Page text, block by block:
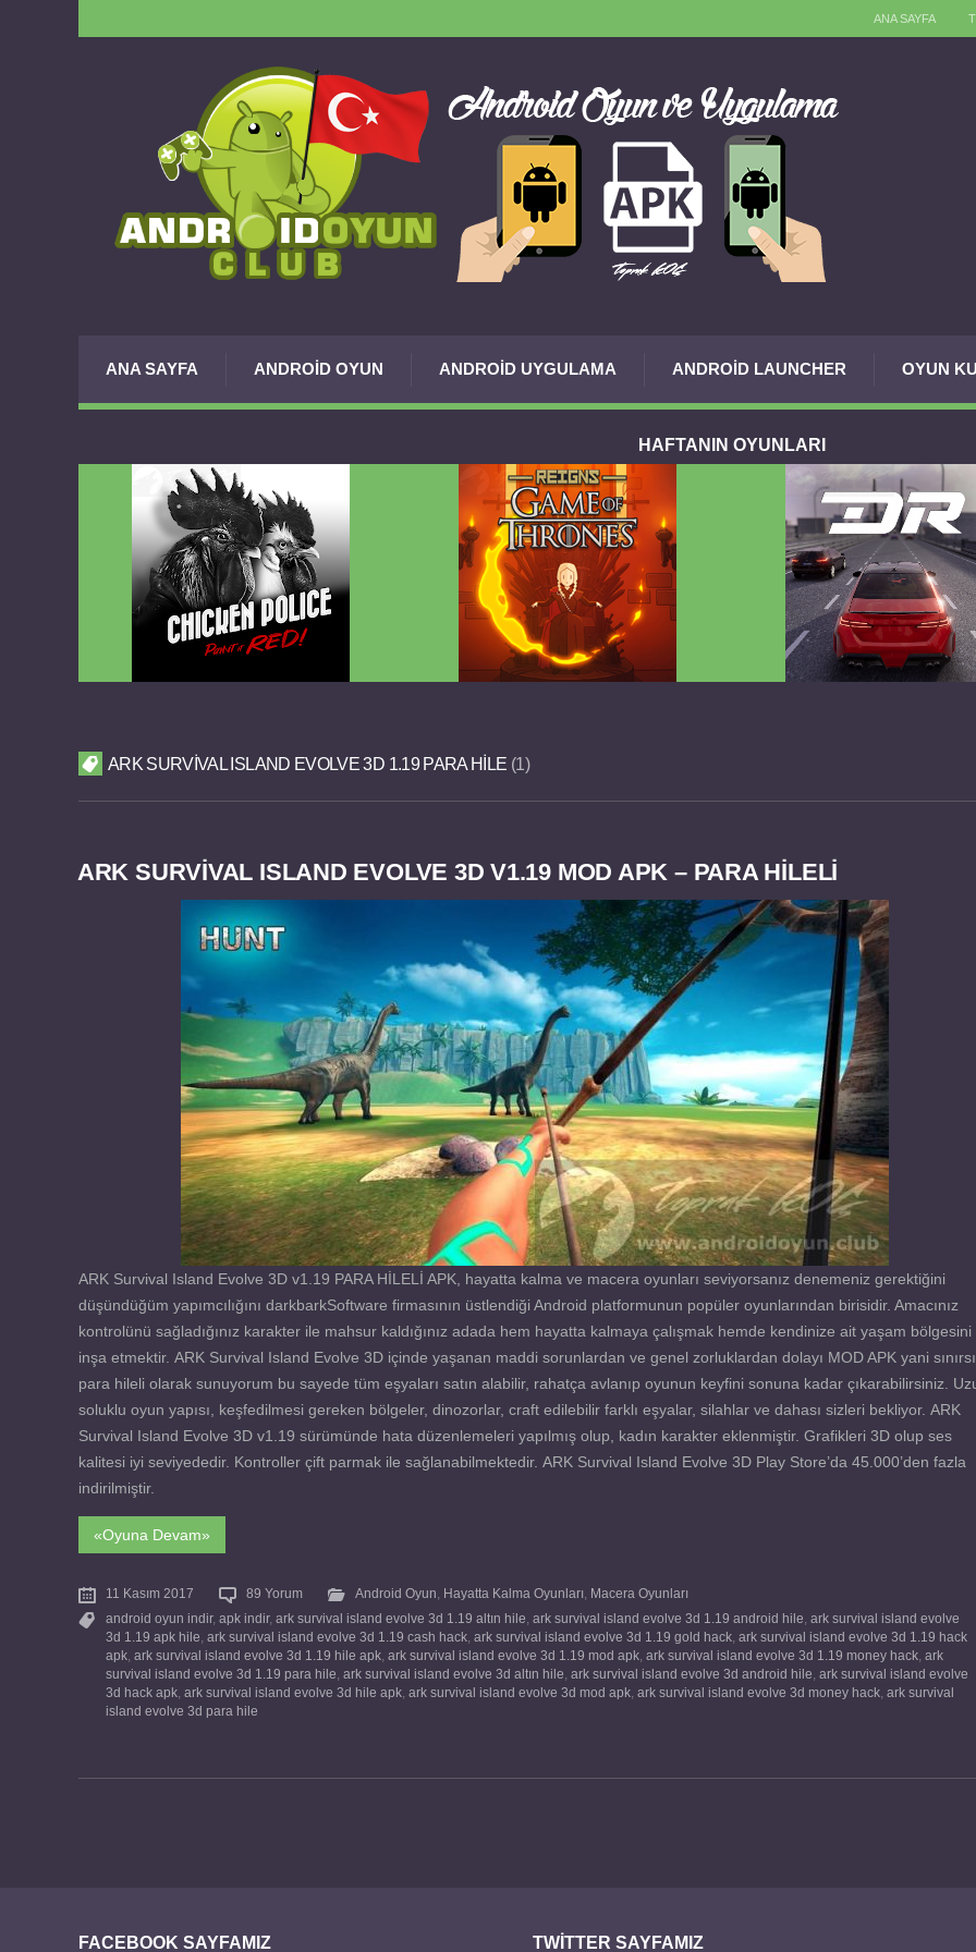
ANA SAYFA
ANA SAYFA ANDROID OYUN ANDROID UYGULAMA ANDROID LAUNCHER OYUN
HAFTANIN OYUNLARI
ARK SURVIVAL ISLAND EVOLVE 3D 1.19 PARA HILE 1
ARK SURVIVAL ISLAND EVOLVE 3D V1.19 MOD APK – PARA HİLELİ
ARK Survival Island Evolve 3D v1.19 PARA HİLELİ APK, hayatta kalma ve macera oyunları seviyorsanız denemeniz gerektiğini
düşündüğüm yapımcılığını darkbarkSoftware firmasının üstlendiği Android platformunun popüler oyunlarından birisidir. Amacınız
kontrolünü sağladığınız karakter ile mahsur kaldığınız adada hem hayatta kalmaya çalışmak hemde kendinize ait yaşam bölgesini
inşa etmektir. ARK Survival Island Evolve 3D içinde yaşanan maddi sorunlardan ve genel zorluklardan dolayı MOD APK yani
para hileli olarak sunuyorum bu sayede tüm eşyaları satın alabilir, rahatça avlanıp oyunun keyfini sonuna kadar çıkarabilirsiniz.
soluklu oyun yapısı, keşfedilmesi gereken bölgeler, dinozorlar, craft edilebilir farklı eşyalar, silahlar ve dahası sizleri bekliyor. ARK
Survival Island Evolve 3D v1.19 sürümünde hata düzenlemeleri yapılmış olup, kadın karakter eklenmiştir. Grafikleri 3D olup ses
kalitesi iyi seviyededir. Kontroller çift parmak ile sağlanabilmektedir. ARK Survival Island Evolve 3D Play Store’da 45.000’den fazla
indirilmiştir.
«Oyuna Devam»
11 Kasım 2017 89 Yorum Android Oyun, Hayatta Kalma Oyunları, Macera Oyunları
android oyun indir, apk indir, ark survival island evolve 3d 1.19 altın hile, ark survival island evolve 3d 1.19 android hile, ark survival island evolve
3d 1.19 apk hile, ark survival island evolve 3d 1.19 cash hack, ark survival island evolve 3d 1.19 gold hack, ark survival island evolve 3d 1.19 hack
apk, ark survival island evolve 3d 1.19 hile apk, ark survival island evolve 3d 1.19 mod apk, ark survival island evolve 3d 1.19 money hack, ark
survival island evolve 3d 1.19 para hile, ark survival island evolve 3d altın hile, ark survival island evolve 3d android hile, ark survival island evolve
3d hack apk, ark survival island evolve 3d hile apk, ark survival island evolve 3d mod apk, ark survival island evolve 3d money hack, ark survival
island evolve 3d para hile
FACEBOOK SAYFAMIZ TWITTER SAYFAMIZ